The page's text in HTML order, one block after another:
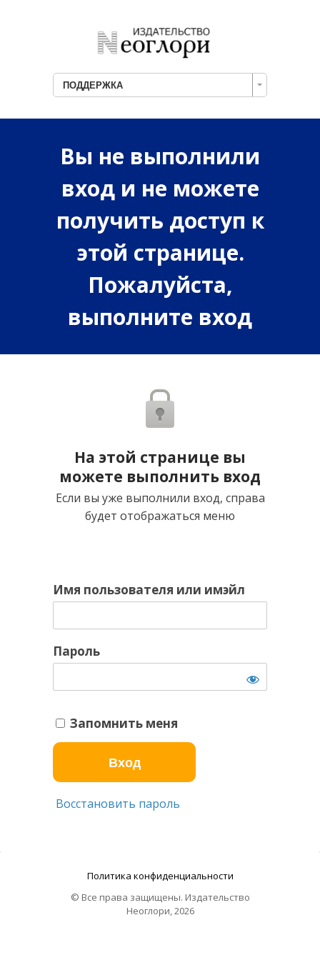
ПОДДЕРЖКА
Вы не выполнили
вход и не можете
получить доступ к
этой странице.
Пожалуйста,
выполните вход
На этой странице вы
можете выполнить вход
Если вы уже выполнили вход, справа
будет отображаться меню
Имя пользователя или имэйл
Пароль
Запомнить меня
Восстановить пароль
Политика конфиденциальности
© Все права защищены. Издательство
Неоглори, 2026